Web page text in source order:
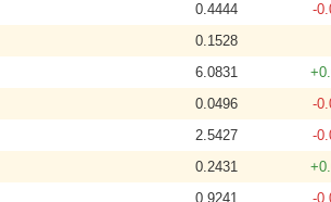
0.4444
-
0.1528
6.0831
0.0496
-
2.5427
-
0.2431
0.9241
-